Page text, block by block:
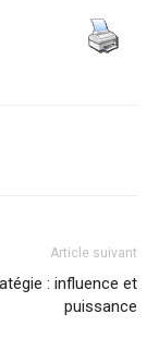
Article suivant
: influence et
puissance